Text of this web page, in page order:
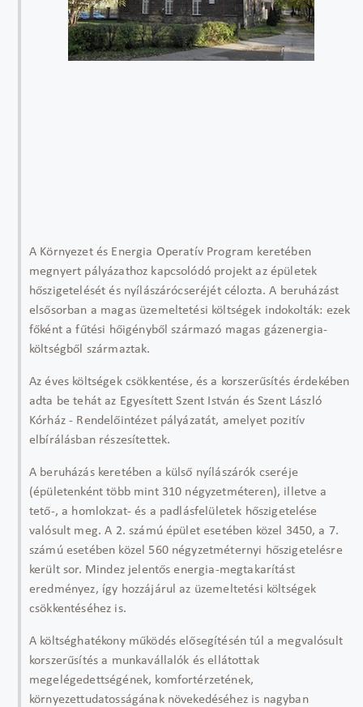
A Környezet és Energia Operatív Program keretében
megnyert pályázathoz kapcsolódó projekt az épületek
hőszigetelését és nyílászárócseréjét célozta. A beruházást
elsősorban a magas üzemeltetési költségek indokolták: ezek
főként a fűtési hőigényből származó magas gázenergia-
költségből származtak.
Az éves költségek csökkentése, és a korszerűsítés érdekében
adta be tehát az Egyesített Szent István és Szent László
Kórház - Rendelőintézet pályázatát, amelyet pozitív
elbírálásban részesítettek.
A beruházás keretében a külső nyílászárók cseréje
(épületenként több mint 310 négyzetméteren), illetve a
tető-, a homlokzat- és a padlásfelületek hőszigetelése
valósult meg. A 2. számú épület esetében közel 3450, a 7.
számú esetében közel 560 négyzetméternyi hőszigetelésre
került sor. Mindez jelentős energia-megtakarítást
eredményez, így hozzájárul az üzemeltetési költségek
csökkentéséhez is.
A költséghatékony működés elősegítésén túl a megvalósult
korszerűsítés a munkavállalók és ellátottak
megelégedettségének, komfortérzetének,
környezettudatosságának növekedéséhez is nagyban